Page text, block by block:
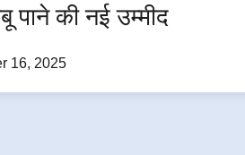
पाने की नई उम्मीद
16, 2025